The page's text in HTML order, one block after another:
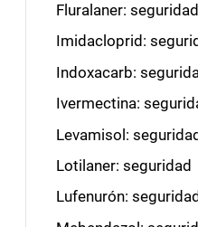
Fluralaner: seguridad
Imidacloprid:
Indoxacarb:
Ivermectina:
Levamisol:
Lotilaner: seguridad
Lufenurón: seguridad